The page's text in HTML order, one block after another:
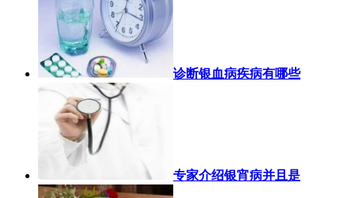
诊断银血病疾病有哪些
专家介绍银宵病并且是